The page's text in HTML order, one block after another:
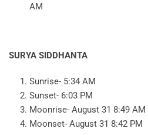
AM
SURYA SIDDHANTA
Sunrise- 5:34 AM
Sunset- 6:03 PM
Moonrise- August 31 8:49 AM
Moonset- August 31 8:42 PM